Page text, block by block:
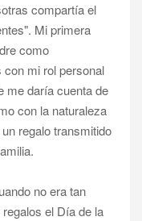
compartía el
Mi primera
como
mi rol personal
me daría cuenta de
con la naturaleza
regalo transmitido
no era tan
el Día de la